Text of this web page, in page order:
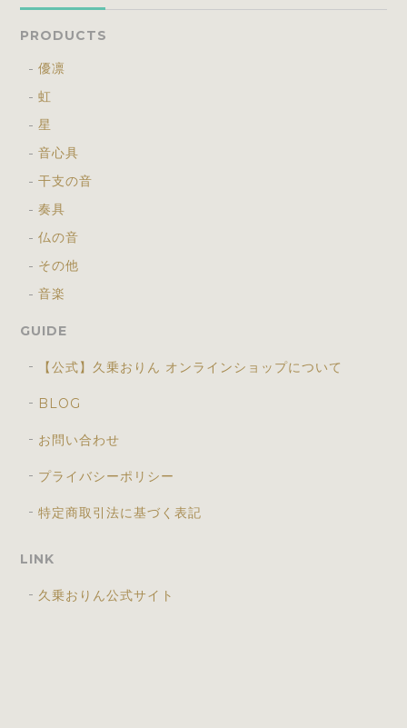
PRODUCTS
優凛
虹
星
音心具
干支の音
奏具
仏の音
その他
音楽
GUIDE
【公式】久乗おりん オンラインショップについて
BLOG
お問い合わせ
プライバシーポリシー
特定商取引法に基づく表記
LINK
久乗おりん公式サイト